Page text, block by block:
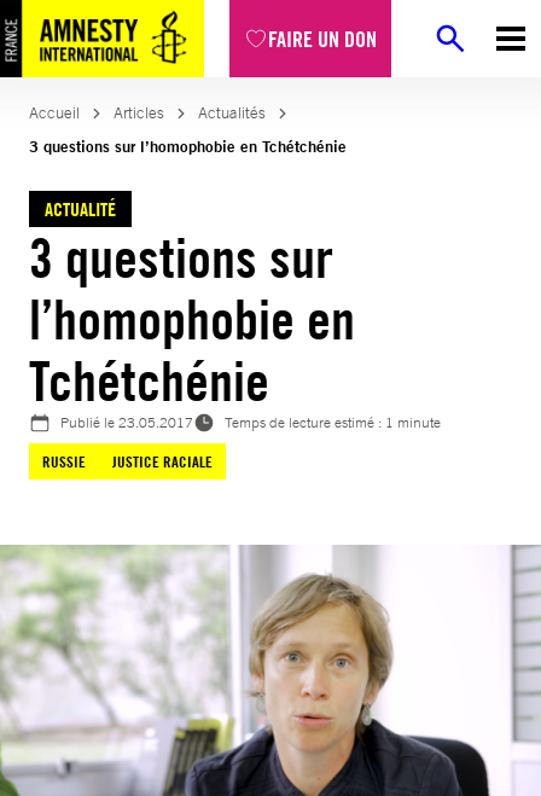
FAIRE UN DON
Aller
au
contenu
Accueil Articles
Actualités
3 questions sur l’homophobie en Tchétchénie
ACTUALITÉ
3 questions sur
l’homophobie en
Tchétchénie
Publié le23.05.2017
Temps de lecture estimé : 1 minute
RUSSIE
JUSTICE RACIALE